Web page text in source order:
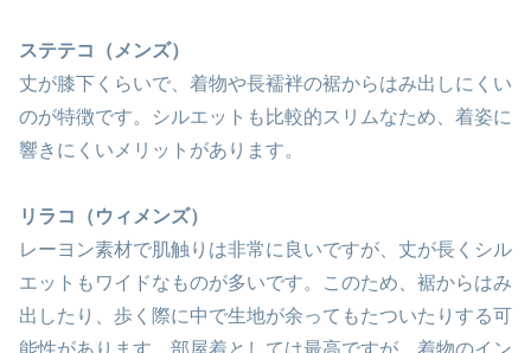
ステテコ（メンズ）
丈が膝下くらいで、着物や長襦袢の裾からはみ出しにくい
のが特徴です。シルエットも比較的スリムなため、着姿に
響きにくいメリットがあります。
リラコ（ウィメンズ）
レーヨン素材で肌触りは非常に良いですが、丈が長くシル
エットもワイドなものが多いです。このため、裾からはみ
出したり、歩く際に中で生地が余ってもたついたりする可